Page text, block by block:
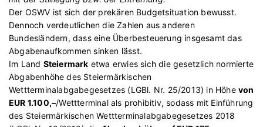
Der OSWV ist sich der prekären Budgetsituation bewusst.
Dennoch verdeutlichen die Zahlen aus anderen
Bundesländern, dass eine Überbesteuerung insgesamt das
Abgabenaufkommen sinken lässt.
Im Land Steiermark etwa erwies sich die gesetzlich normierte
Abgabenhöhe des Steiermärkischen
Wettterminalabgabegesetzes (LGBl. Nr. 25/2013) in Höhevon
EUR 1.100,–/Wettterminal als prohibitiv, sodass mit Einführung
des Steiermärkischen Wettterminalabgabegesetzes 2018